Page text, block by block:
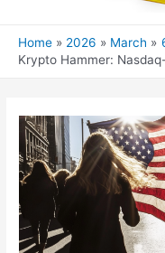
Home 2026 March
Krypto Hammer: